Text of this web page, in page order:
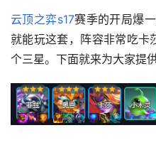
云顶之弈s17赛季的开局爆
就能玩这套，阵容非常吃卡
个三星。下面就来为大家提